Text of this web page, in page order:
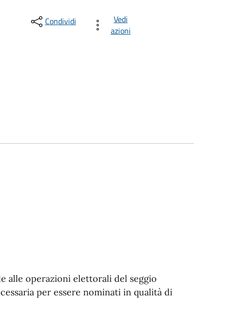
Condividi
Vedi
azioni
alle operazioni elettorali del seggio
per essere nominati in qualità di